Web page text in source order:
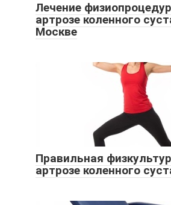
Лечение
артрозе коленного
Москве
Правильная
артрозе коленного